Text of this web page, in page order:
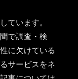
ています。
で調査・検
に欠けている
サービスをネ